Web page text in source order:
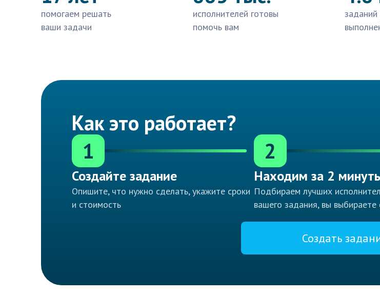
помогаем решать
ваши задачи
исполнителей готовы
помочь вам
Как это работает?
1
Создайте задание
Опишите, что нужно сделать, укажите сроки
и стоимость
2
Находим за 2
Подбираем лучших
вашего задания, вы выбираете
Создать